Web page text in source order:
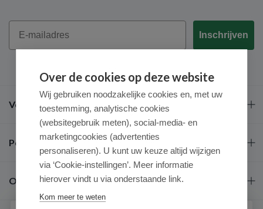
Email
Inschrijven
Veel gestelde vragen
Populaire merken
Over ons
Over de cookies op deze website
Wij gebruiken noodzakelijke cookies en, met uw
toestemming, analytische cookies
(websitegebruik meten), social-media- en
marketingcookies (advertenties
personaliseren). U kunt uw keuze altijd wijzigen
via ‘Cookie-instellingen’. Meer informatie
hierover vindt u via onderstaande link.
Kom meer te weten